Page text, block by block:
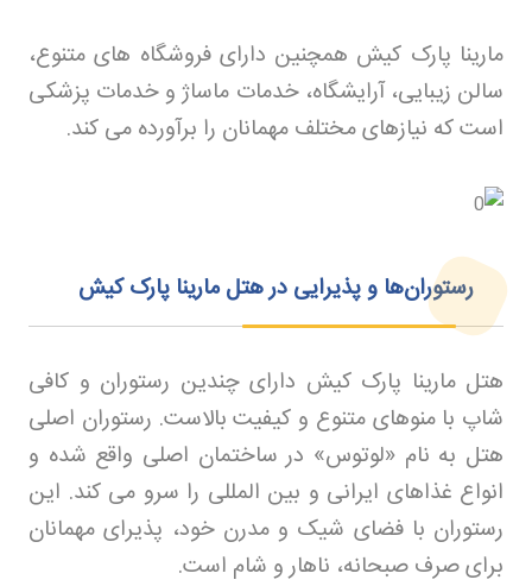
مارینا پارک کیش همچنین دارای فروشگاه های متنوع،
سالن زیبایی، آرایشگاه، خدمات ماساژ و خدمات پزشکی
است که نیازهای مختلف مهمانان را برآورده می کند.
رستوران‌ها و پذیرایی در هتل مارینا پارک کیش
هتل مارینا پارک کیش دارای چندین رستوران و کافی
شاپ با منوهای متنوع و کیفیت بالاست. رستوران اصلی
هتل به نام «لوتوس» در ساختمان اصلی واقع شده و
انواع غذاهای ایرانی و بین المللی را سرو می کند. این
رستوران با فضای شیک و مدرن خود، پذیرای مهمانان
برای صرف صبحانه، ناهار و شام است.